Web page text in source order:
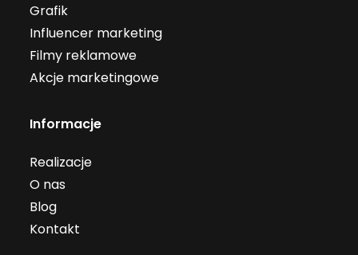
Grafik
Influencer marketing
Filmy reklamowe
Akcje marketingowe
Informacje
Realizacje
O nas
Blog
Kontakt